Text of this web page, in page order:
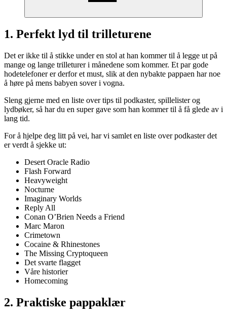
1. Perfekt lyd til trilleturene
Det er ikke til å stikke under en stol at han kommer til å legge ut på
mange og lange trilleturer i månedene som kommer. Et par gode
hodetelefoner er derfor et must, slik at den nybakte pappaen har noe
å høre på mens babyen sover i vogna.
Sleng gjerne med en liste over tips til podkaster, spillelister og
lydbøker, så har du en super gave som han kommer til å få glede av i
lang tid.
For å hjelpe deg litt på vei, har vi samlet en liste over podkaster det
er verdt å sjekke ut:
Desert Oracle Radio
Flash Forward
Heavyweight
Nocturne
Imaginary Worlds
Reply All
Conan O’Brien Needs a Friend
Marc Maron
Crimetown
Cocaine & Rhinestones
The Missing Cryptoqueen
Det svarte flagget
Våre historier
Homecoming
2. Praktiske pappaklær